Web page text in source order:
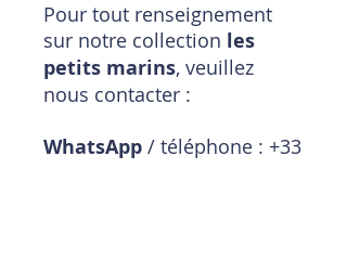
Pour tout renseignement
sur notre collection les
petits marins, veuillez
nous contacter :
WhatsApp / téléphone : +33